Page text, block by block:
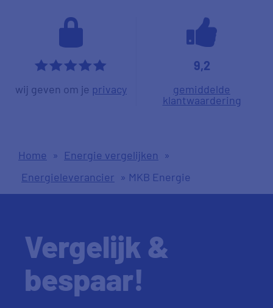
*****
wij geven om je privacy
9,2
gemiddelde
klantwaardering
Home » Energie vergelijken »
Energieleverancier » MKB Energie
Vergelijk &
bespaar!